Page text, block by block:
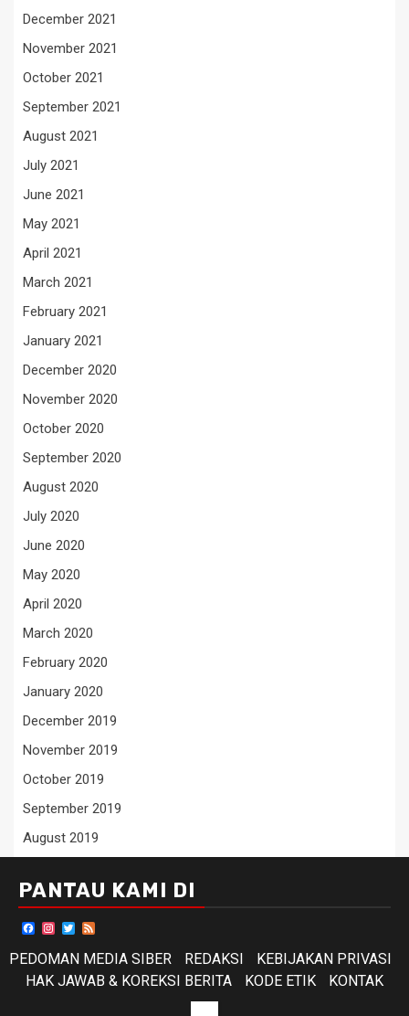
December 2021
November 2021
October 2021
September 2021
August 2021
July 2021
June 2021
May 2021
April 2021
March 2021
February 2021
January 2021
December 2020
November 2020
October 2020
September 2020
August 2020
July 2020
June 2020
May 2020
April 2020
March 2020
February 2020
January 2020
December 2019
November 2019
October 2019
September 2019
August 2019
PANTAU KAMI DI
Facebook
Instagram
Twitter
PEDOMAN MEDIA SIBER
REDAKSI
KEBIJAKAN PRIVASI
HAK JAWAB & KOREKSI BERITA
KODE ETIK KONTAK